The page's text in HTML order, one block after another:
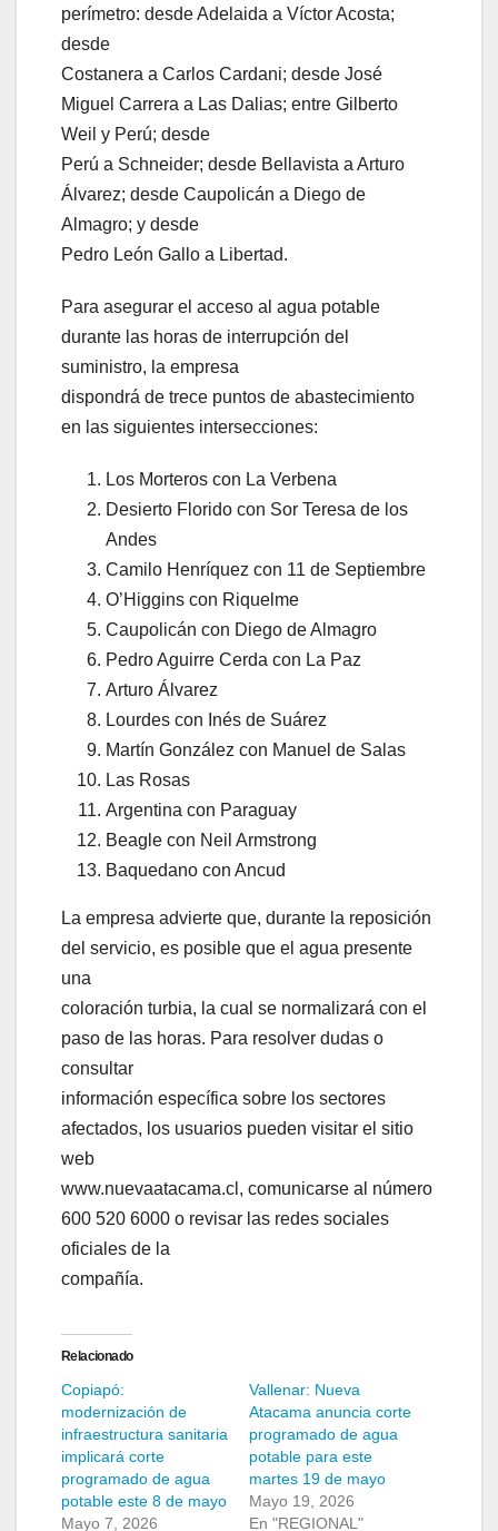
perímetro: desde Adelaida a Víctor Acosta;
desde
Costanera a Carlos Cardani; desde José
Miguel Carrera a Las Dalias; entre Gilberto
Weil y Perú; desde
Perú a Schneider; desde Bellavista a Arturo
Álvarez; desde Caupolicán a Diego de
Almagro; y desde
Pedro León Gallo a Libertad.
Para asegurar el acceso al agua potable
durante las horas de interrupción del
suministro, la empresa
dispondrá de trece puntos de abastecimiento
en las siguientes intersecciones:
Los Morteros con La Verbena
Desierto Florido con Sor Teresa de los
Andes
Camilo Henríquez con 11 de Septiembre
O’Higgins con Riquelme
Caupolicán con Diego de Almagro
Pedro Aguirre Cerda con La Paz
Arturo Álvarez
Lourdes con Inés de Suárez
Martín González con Manuel de Salas
Las Rosas
Argentina con Paraguay
Beagle con Neil Armstrong
Baquedano con Ancud
La empresa advierte que, durante la reposición
del servicio, es posible que el agua presente
una
coloración turbia, la cual se normalizará con el
paso de las horas. Para resolver dudas o
consultar
información específica sobre los sectores
afectados, los usuarios pueden visitar el sitio
web
www.nuevaatacama.cl, comunicarse al número
600 520 6000 o revisar las redes sociales
oficiales de la
compañía.
Relacionado
Copiapó:
modernización de
infraestructura sanitaria
implicará corte
programado de agua
potable este 8 de mayo
Mayo 7, 2026
Vallenar: Nueva
Atacama anuncia corte
programado de agua
potable para este
martes 19 de mayo
Mayo 19, 2026
En "REGIONAL"